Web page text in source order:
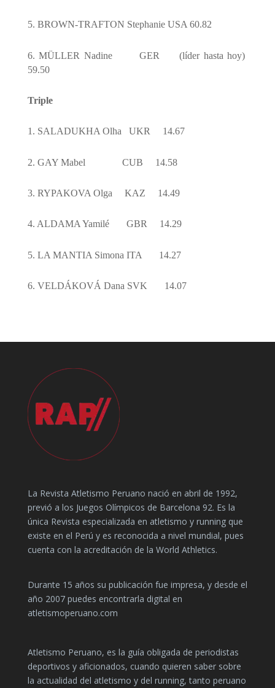
5. BROWN-TRAFTON Stephanie USA 60.82
6. MÜLLER Nadine GER
(líder hasta hoy)
59.50
Triple
1. SALADUKHA Olha UKR 14.67
2. GAY Mabel CUB 14.58
3. RYPAKOVA Olga KAZ 14.49
4. ALDAMA Yamilé GBR 14.29
5. LA MANTIA Simona ITA 14.27
6. VELDÁKOVÁ Dana SVK 14.07
La Revista Atletismo Peruano nació en abril de 1992,
previó a los Juegos Olímpicos de Barcelona 92. Es la
única Revista especializada en atletismo y running que
existe en el Perú y es reconocida a nivel mundial, pues
cuenta con la acreditación de la World Athletics.
Durante 15 años su publicación fue impresa, y desde el
año 2007 puedes encontrarla digital en
atletismoperuano.com
Atletismo Peruano, es la guía obligada de periodistas
deportivos y aficionados, cuando quieren saber sobre
la actualidad del atletismo y del running, tanto peruano